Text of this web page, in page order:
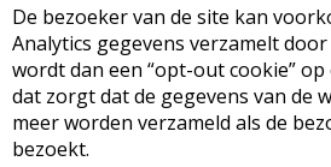
De bezoeker van de site kan
Analytics gegevens verzamelt
wordt dan een “opt-out cookie”
dat zorgt dat de gegevens van de
meer worden verzameld als de
bezoekt.